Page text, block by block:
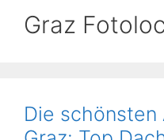
Graz
Die